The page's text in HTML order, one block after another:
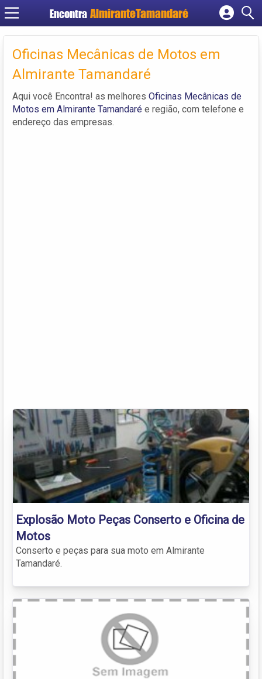
Encontra
Cadastrar empresa
Criar conta
Oficinas Mecânicas de Motos em
Almirante Tamandaré
Aqui você Encontra! as melhores Oficinas Mecânicas de
Motos em Almirante Tamandaré e região, com telefone e
endereço das empresas.
Explosão Moto Peças Conserto e Oficina de
Motos
Conserto e peças para sua moto em Almirante
Tamandaré.